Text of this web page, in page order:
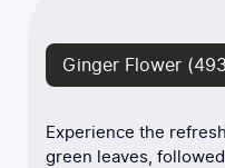
Ginger Flower
Experience the
green leaves,